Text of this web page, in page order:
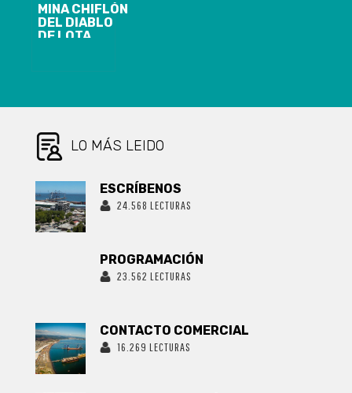
MINA CHIFLÓN
DEL DIABLO
DE LOTA
PARA ESTE
VERANO 2024
LO MÁS LEIDO
ESCRÍBENOS
24.568 LECTURAS
PROGRAMACIÓN
23.562 LECTURAS
CONTACTO COMERCIAL
16.269 LECTURAS